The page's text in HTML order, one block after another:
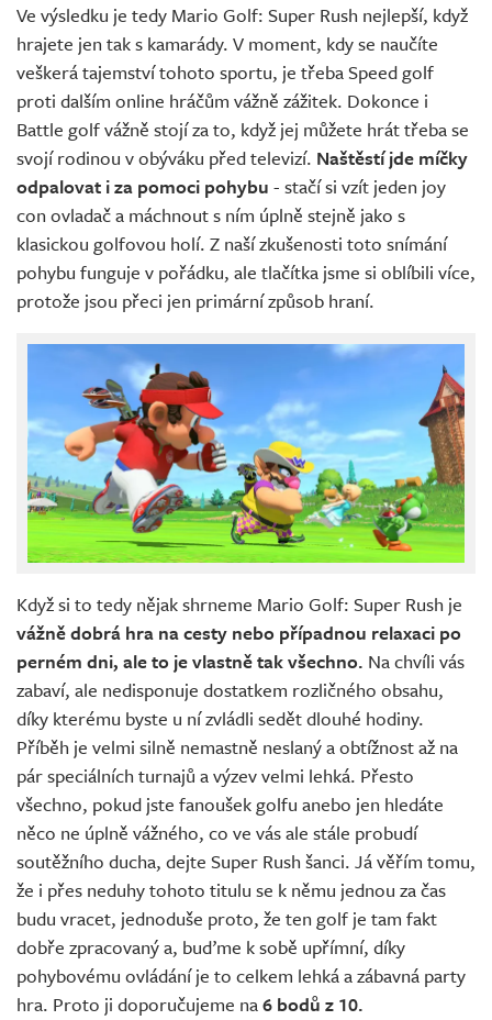
Ve výsledku je tedy Mario Golf: Super Rush nejlepší, když
hrajete jen tak s kamarády. V moment, kdy se naučíte
veškerá tajemství tohoto sportu, je třeba Speed golf
proti dalším online hráčům vážně zážitek. Dokonce i
Battle golf vážně stojí za to, když jej můžete hrát třeba se
svojí rodinou v obýváku před televizí. Naštěstí jde míčky
odpalovat i za pomoci pohybu - stačí si vzít jeden joy
con ovladač a máchnout s ním úplně stejně jako s
klasickou golfovou holí. Z naší zkušenosti toto snímání
pohybu funguje v pořádku, ale tlačítka jsme si oblíbili více,
protože jsou přeci jen primární způsob hraní.
Když si to tedy nějak shrneme Mario Golf: Super Rush je
vážně dobrá hra na cesty nebo případnou relaxaci po
perném dni, ale to je vlastně tak všechno. Na chvíli vás
zabaví, ale nedisponuje dostatkem rozličného obsahu,
díky kterému byste u ní zvládli sedět dlouhé hodiny.
Příběh je velmi silně nemastně neslaný a obtížnost až na
pár speciálních turnajů a výzev velmi lehká. Přesto
všechno, pokud jste fanoušek golfu anebo jen hledáte
něco ne úplně vážného, co ve vás ale stále probudí
soutěžního ducha, dejte Super Rush šanci. Já věřím tomu,
že i přes neduhy tohoto titulu se k němu jednou za čas
budu vracet, jednoduše proto, že ten golf je tam fakt
dobře zpracovaný a, buďme k sobě upřímní, díky
pohybovému ovládání je to celkem lehká a zábavná party
hra. Proto ji doporučujeme na6 bodů z 10.